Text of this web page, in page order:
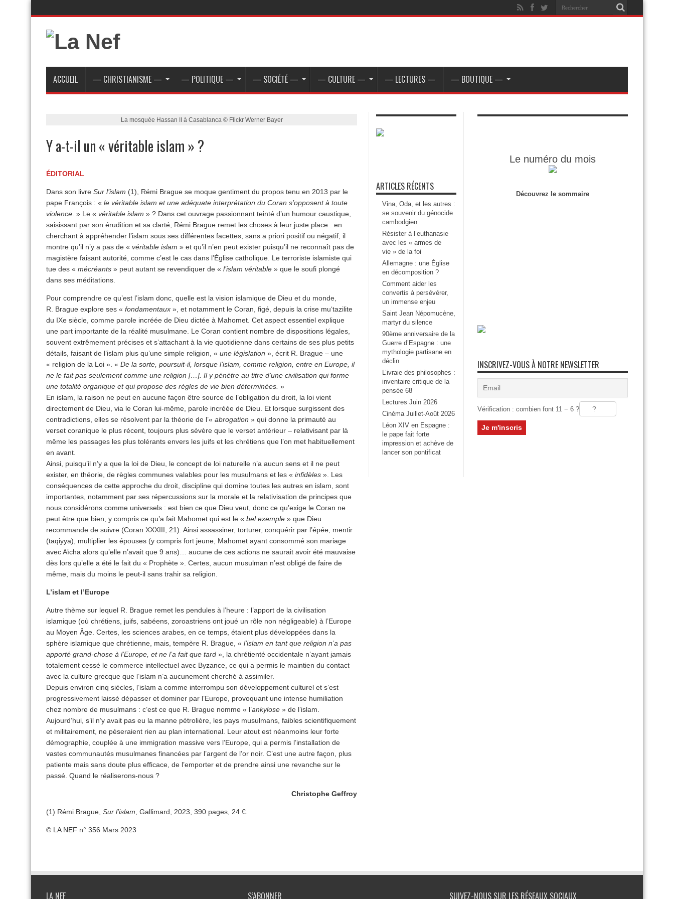
ACCUEIL — CHRISTIANISME — — POLITIQUE — — SOCIÉTÉ — — CULTURE — — LECTURES — — BOUTIQUE —
La mosquée Hassan II à Casablanca © Flickr Werner Bayer
Y a-t-il un « véritable islam » ?
ÉDITORIAL
Dans son livre Sur l’islam (1), Rémi Brague se moque gentiment du propos tenu en 2013 par le
pape François : « le véritable islam et une adéquate interprétation du Coran s’opposent à toute
violence . » Le « véritable islam » ? Dans cet ouvrage passionnant teinté d’un humour caustique,
saisissant par son érudition et sa clarté, Rémi Brague remet les choses à leur juste place : en
cherchant à appréhender l’islam sous ses différentes facettes, sans a priori positif ou négatif, il
montre qu’il n’y a pas de « véritable islam » et qu’il n’en peut exister puisqu’il ne reconnaît pas de
magistère faisant autorité, comme c’est le cas dans l’Église catholique. Le terroriste islamiste qui
tue des « mécréants » peut autant se revendiquer de « l’islam véritable » que le soufi plongé
dans ses méditations.
Pour comprendre ce qu’est l’islam donc, quelle est la vision islamique de Dieu et du monde,
R. Brague explore ses « fondamentaux », et notamment le Coran, figé, depuis la crise mu‘tazilite
du IXe siècle, comme parole incréée de Dieu dictée à Mahomet. Cet aspect essentiel explique
une part importante de la réalité musulmane. Le Coran contient nombre de dispositions légales,
souvent extrêmement précises et s’attachant à la vie quotidienne dans certains de ses plus petits
détails, faisant de l’islam plus qu’une simple religion, « une législation », écrit R. Brague – une
« religion de la Loi ». « De la sorte, poursuit-il, lorsque l’islam, comme religion, entre en Europe, il
ne le fait pas seulement comme une religion […]. Il y pénètre au titre d’une civilisation qui forme
une totalité organique et qui propose des règles de vie bien déterminées. »
En islam, la raison ne peut en aucune façon être source de l’obligation du droit, la loi vient
directement de Dieu, via le Coran lui-même, parole incréée de Dieu. Et lorsque surgissent des
contradictions, elles se résolvent par la théorie de l’« abrogation » qui donne la primauté au
verset coranique le plus récent, toujours plus sévère que le verset antérieur – relativisant par là
même les passages les plus tolérants envers les juifs et les chrétiens que l’on met habituellement
en avant.
Ainsi, puisqu’il n’y a que la loi de Dieu, le concept de loi naturelle n’a aucun sens et il ne peut
exister, en théorie, de règles communes valables pour les musulmans et les « infidèles ». Les
conséquences de cette approche du droit, discipline qui domine toutes les autres en islam, sont
importantes, notamment par ses répercussions sur la morale et la relativisation de principes que
nous considérons comme universels : est bien ce que Dieu veut, donc ce qu’exige le Coran ne
peut être que bien, y compris ce qu’a fait Mahomet qui est le « bel exemple » que Dieu
recommande de suivre (Coran XXXIII, 21). Ainsi assassiner, torturer, conquérir par l’épée, mentir
(taqiyya), multiplier les épouses (y compris fort jeune, Mahomet ayant consommé son mariage
avec Aïcha alors qu’elle n’avait que 9 ans)… aucune de ces actions ne saurait avoir été mauvaise
dès lors qu’elle a été le fait du « Prophète ». Certes, aucun musulman n’est obligé de faire de
même, mais du moins le peut-il sans trahir sa religion.
L’islam et l’Europe
Autre thème sur lequel R. Brague remet les pendules à l’heure : l’apport de la civilisation
islamique (où chrétiens, juifs, sabéens, zoroastriens ont joué un rôle non négligeable) à l’Europe
au Moyen Âge. Certes, les sciences arabes, en ce temps, étaient plus développées dans la
sphère islamique que chrétienne, mais, tempère R. Brague, « l’islam en tant que religion n’a pas
apporté grand-chose à l’Europe, et ne l’a fait que tard », la chrétienté occidentale n’ayant jamais
totalement cessé le commerce intellectuel avec Byzance, ce qui a permis le maintien du contact
avec la culture grecque que l’islam n’a aucunement cherché à assimiler.
Depuis environ cinq siècles, l’islam a comme interrompu son développement culturel et s’est
progressivement laissé dépasser et dominer par l’Europe, provoquant une intense humiliation
chez nombre de musulmans : c’est ce que R. Brague nomme « l’ankylose » de l’islam.
Aujourd’hui, s’il n’y avait pas eu la manne pétrolière, les pays musulmans, faibles scientifiquement
et militairement, ne pèseraient rien au plan international. Leur atout est néanmoins leur forte
démographie, couplée à une immigration massive vers l’Europe, qui a permis l’installation de
vastes communautés musulmanes financées par l’argent de l’or noir. C’est une autre façon, plus
patiente mais sans doute plus efficace, de l’emporter et de prendre ainsi une revanche sur le
passé. Quand le réaliserons-nous ?
Christophe Geffroy
(1) Rémi Brague, Sur l’islam , Gallimard, 2023, 390 pages, 24 €.
© LA NEF n° 356 Mars 2023
ARTICLES RÉCENTS
Vina, Oda, et les autres :
se souvenir du génocide
cambodgien
Résister à l’euthanasie
avec les « armes de
vie » de la foi
Allemagne : une Église
en décomposition ?
Comment aider les
convertis à persévérer,
un immense enjeu
Saint Jean Népomucène,
martyr du silence
90ème anniversaire de la
Guerre d’Espagne : une
mythologie partisane en
déclin
L’ivraie des philosophes :
inventaire critique de la
pensée 68
Lectures Juin 2026
Cinéma Juillet-Août 2026
Léon XIV en Espagne :
le pape fait forte
impression et achève de
lancer son pontificat
Le numéro du mois
Découvrez le sommaire
INSCRIVEZ-VOUS À NOTRE NEWSLETTER
Vérification : combien font 11 − 6 ?
LA NEF S’ABONNER SUIVEZ-NOUS SUR LES RÉSEAUX SOCIAUX